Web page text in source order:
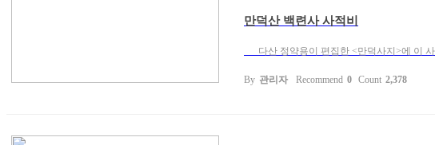
만덕산 백련사 사적비
다산 정약용이 편집한 <만덕사지>에 이 사
By 관리자 Recommend 0 Count 2,378